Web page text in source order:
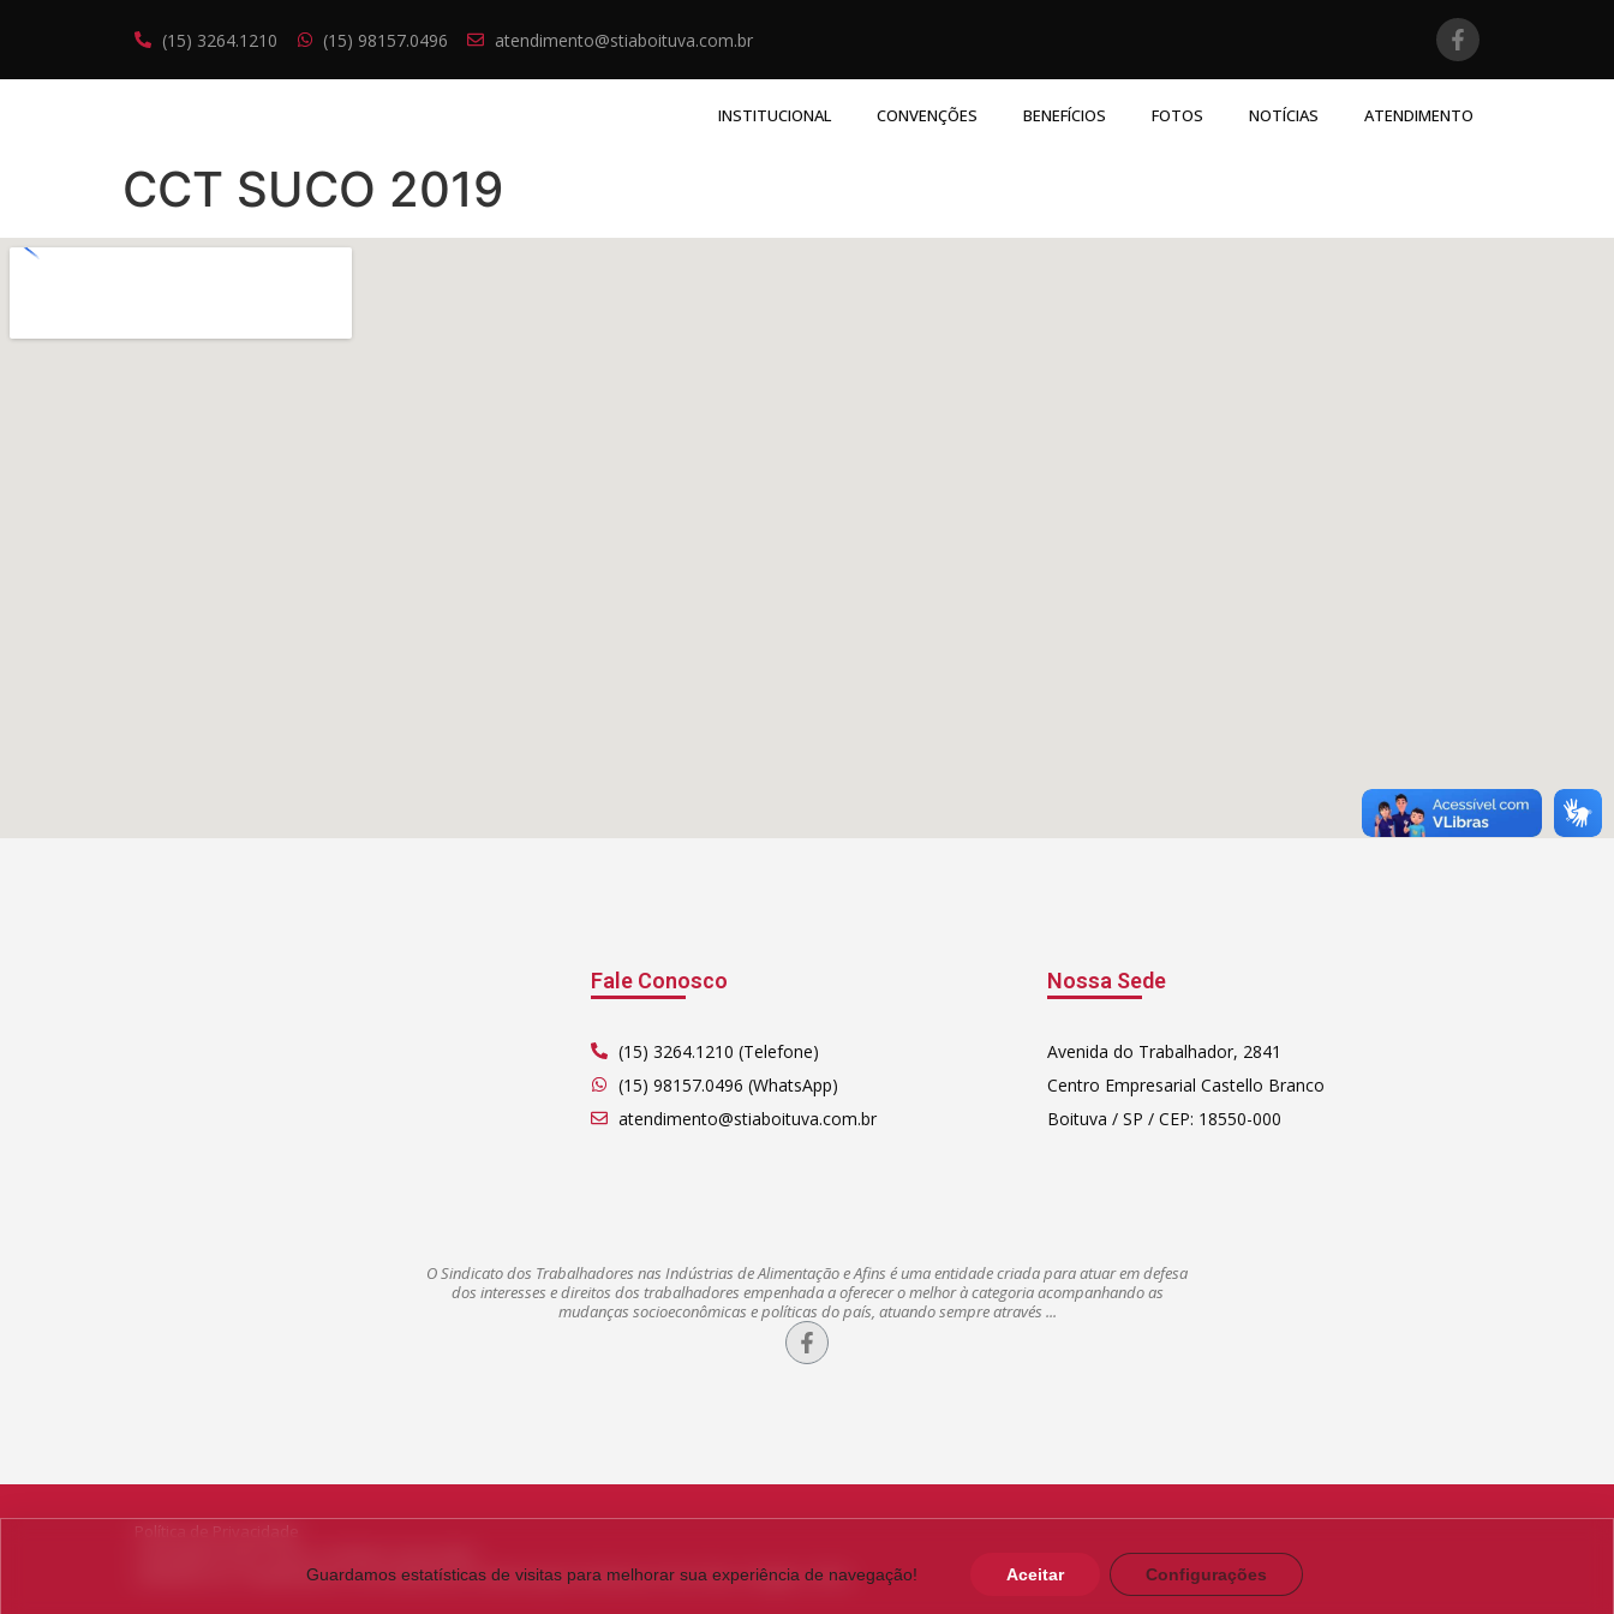
(15) 3264.1210 (15) 98157.0496 atendimento@stiaboituva.com.br
INSTITUCIONAL CONVENÇÕES BENEFÍCIOS FOTOS NOTÍCIAS ATENDIMENTO
CCT SUCO 2019
Fale Conosco
(15) 3264.1210 (Telefone)
(15) 98157.0496 (WhatsApp)
atendimento@stiaboituva.com.br
Nossa Sede
Avenida do Trabalhador, 2841
Centro Empresarial Castello Branco
Boituva / SP / CEP: 18550-000
O Sindicato dos Trabalhadores nas Indústrias de Alimentação e Afins é uma entidade criada para atuar em defesa
dos interesses e direitos dos trabalhadores empenhada a oferecer o melhor à categoria acompanhando as
mudanças socioeconômicas e políticas do país, atuando sempre através ...
Política de Privacidade
Sindicato Dos Trabalhadores nas Indústrias De Alimentação de Boituva Porto Feliz e Região. (STIA)
Guardamos estatísticas de visitas para melhorar sua experiência de navegação! Aceitar Configurações